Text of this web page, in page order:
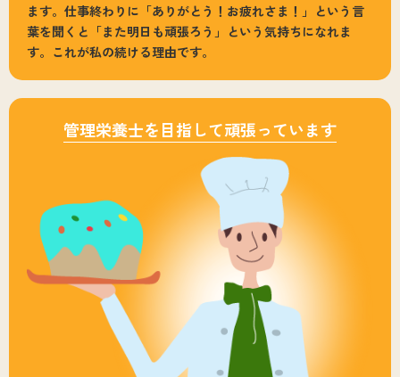
ます。仕事終わりに「ありがとう！お疲れさま！」という言
葉を聞くと「また明日も頑張ろう」という気持ちになれま
す。これが私の続ける理由です。
管理栄養士を目指して頑張っています